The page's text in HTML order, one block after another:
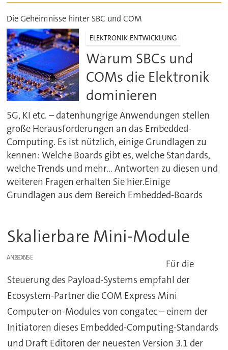
Die Geheimnisse hinter SBC und COM
ELEKTRONIK-ENTWICKLUNG
Warum SBCs und
COMs die Elektronik
dominieren
5G, KI etc. – datenhungrige Anwendungen stellen
große Herausforderungen an das Embedded-
Computing. Es ist nützlich, einige Grundlagen zu
kennen: Welche Boards gibt es, welche Standards,
welche Trends und mehr... Antworten zu diesen und
weiteren Fragen erhalten Sie hier.Einige
Grundlagen aus dem Bereich Embedded-Boards
Skalierbare Mini-Module
ANZEIGE
Für die
Steuerung des Payload-Systems empfahl der
Ecosystem-Partner die COM Express Mini
Computer-on-Modules von congatec – einem der
Initiatoren dieses Embedded-Computing-Standards
und Draft Editoren der neuesten Version 3.1 der